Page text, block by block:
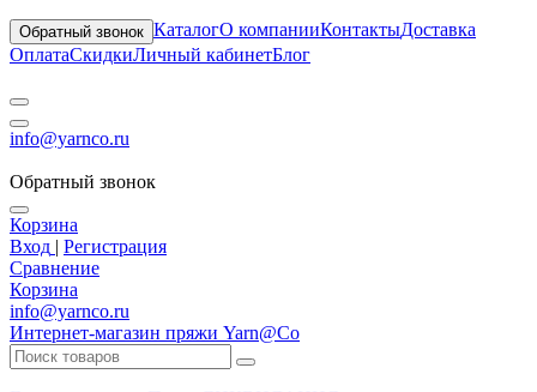
Обратный звонок КаталогО компанииКонтактыДоставка
ОплатаСкидкиЛичный кабинетБлог
info@yarnco.ru
Обратный звонок
Корзина
Вход | Регистрация
Сравнение
Корзина
info@yarnco.ru
Интернет-магазин пряжи Yarn@Co